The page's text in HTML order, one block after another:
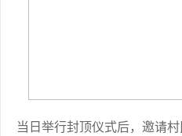
当日举行封顶仪式后，邀请